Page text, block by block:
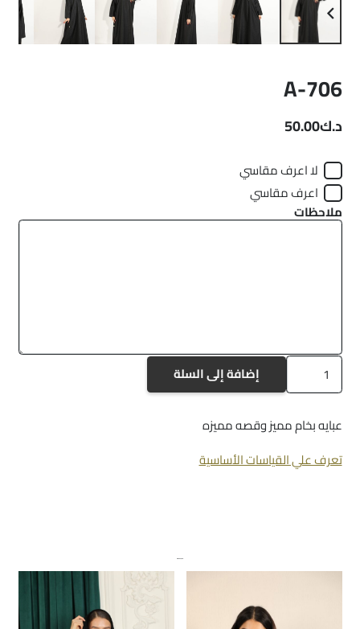
A-706
د.ك50.00
لا اعرف مقاسي
اعرف مقاسي
ملاحظات
كمية
A-
إضافة إلى السلة
عبايه بخام مميز وقصه مميزه
تعرف علي القياسات الأساسية
منتجات ذات صلة